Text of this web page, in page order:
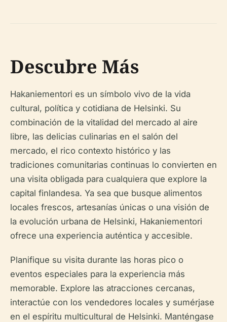
Descubre Más
Hakaniementori es un símbolo vivo de la vida
cultural, política y cotidiana de Helsinki. Su
combinación de la vitalidad del mercado al aire
libre, las delicias culinarias en el salón del
mercado, el rico contexto histórico y las
tradiciones comunitarias continuas lo convierten en
una visita obligada para cualquiera que explore la
capital finlandesa. Ya sea que busque alimentos
locales frescos, artesanías únicas o una visión de
la evolución urbana de Helsinki, Hakaniementori
ofrece una experiencia auténtica y accesible.
Planifique su visita durante las horas pico o
eventos especiales para la experiencia más
memorable. Explore las atracciones cercanas,
interactúe con los vendedores locales y sumérjase
en el espíritu multicultural de Helsinki. Manténgase